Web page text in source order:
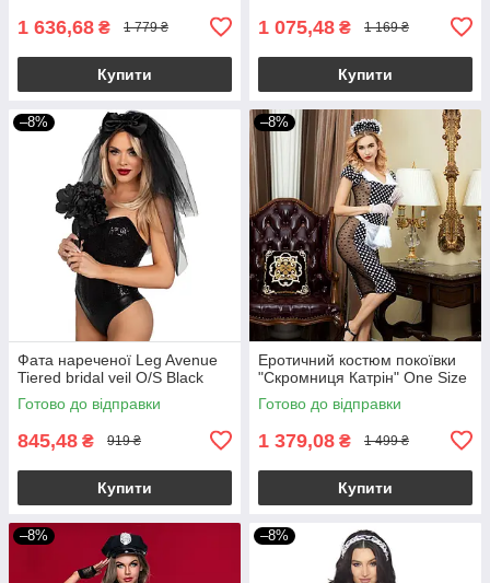
1 636,68 ₴ 1 779 ₴
Купити
1 075,48 ₴ 1 169 ₴
Купити
–8%
Фата нареченої Leg Avenue
Tiered bridal veil O/S Black
Готово до відправки
845,48 ₴ 919 ₴
Купити
–8%
Еротичний костюм покоївки
"Скромниця Катрін" One Size
Готово до відправки
1 379,08 ₴ 1 499 ₴
Купити
–8% –8%